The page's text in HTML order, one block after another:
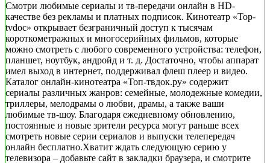
Смотри любимые сериалы и тв-передачи онлайн в HD-
качестве без рекламы и платных подписок. Кинотеатр «Top-
tvdoc» открывает безграничный доступ к тысячам
короткометражных и многосерийных фильмов, которые
можно смотреть с любого современного устройства: телефон,
планшет, ноутбук, андройд и т. д. Достаточно, чтобы аппарат
имел выход в интернет, поддерживал флеш плеер и видео.
Каталог онлайн-кинотеатра «Топ-твдок.ру» содержит
сериалы различных жанров: семейные, молодежные комедии,
триллеры, мелодрамы о любви, драмы, а также ваши
любимые тв-шоу. Благодаря ежедневному обновлению,
постоянные и новые зрители ресурса могут раньше всех
смотреть новые серии сериалов и выпуски телепередач
онлайн бесплатно.Хватит ждать следующую серию у
телевизора – добавьте сайт в закладки браузера, и смотрите